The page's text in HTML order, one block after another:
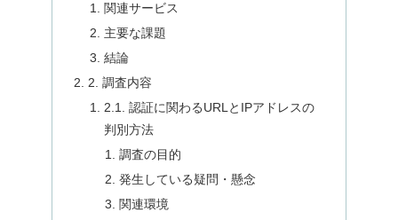
関連サービス
主要な課題
結論
2. 調査内容
2.1. 認証に関わるURLとIPアドレスの
判別方法
調査の目的
発生している疑問・懸念
関連環境